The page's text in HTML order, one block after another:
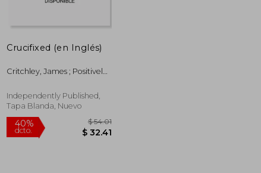
$ 29.03 dcto.
Crucifixed (en Inglés)
Critchley, James ; Positively,
Independently Published,
Tapa Blanda, Nuevo